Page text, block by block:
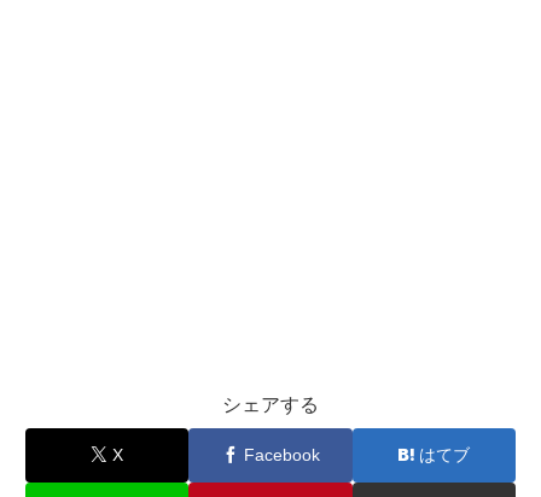
シェアする
X Facebook はてブ